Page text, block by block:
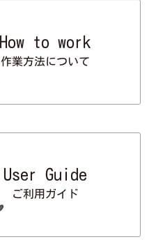
How to work
作業方法について
User Guide
ご利用ガイド